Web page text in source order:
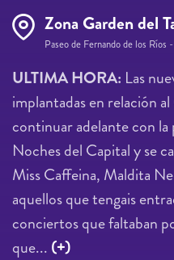
Zona Garden del
Paseo de Fernando de los Ríos
ULTIMA HORA: Las
implantadas en relación
continuar adelante con
Noches del Capital y se
Miss Caffeina, Maldita
aquellos que tengais
conciertos que faltaban
que... (+)